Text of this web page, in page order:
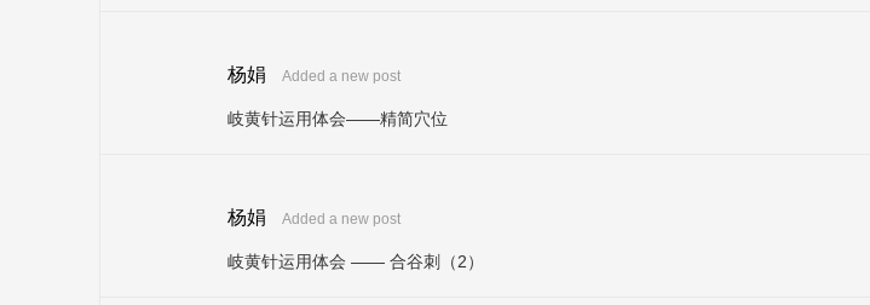
杨娟 Added a new post
岐黄针运用体会——精简穴位
杨娟 Added a new post
岐黄针运用体会 —— 合谷刺（2）